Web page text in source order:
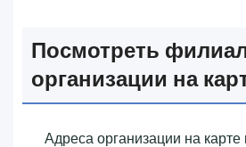
Посмотреть
организации на
Адреса организации на карте